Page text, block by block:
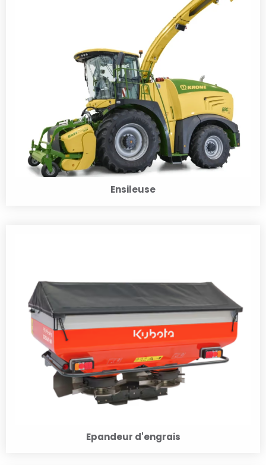
Ensileuse
Epandeur d'engrais